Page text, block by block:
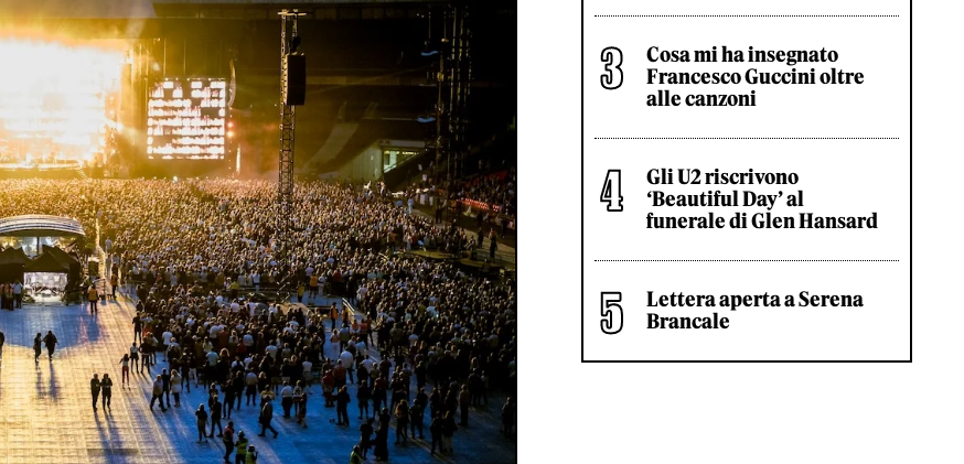
Cosa mi ha insegnato
Francesco Guccini oltre
alle canzoni
Gli U2 riscrivono
‘Beautiful Day’ al
funerale di Glen Hansard
Lettera aperta a Serena
Brancale